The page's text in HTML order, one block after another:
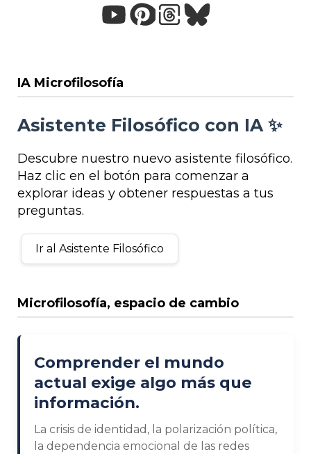
IA Microfilosofía
Asistente Filosófico con IA ✨
Descubre nuestro nuevo asistente filosófico.
Haz clic en el botón para comenzar a
explorar ideas y obtener respuestas a tus
preguntas.
Ir al Asistente Filosófico
Microfilosofía, espacio de cambio
Comprender el mundo
actual exige algo más que
información.
La crisis de identidad, la polarización política,
la dependencia emocional de las redes